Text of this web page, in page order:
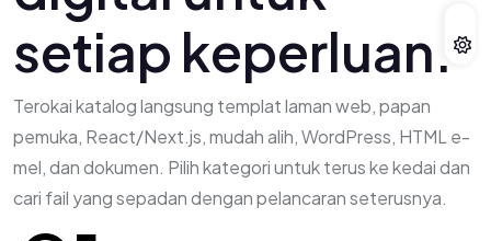
setiap keperluan.
Terokai katalog langsung templat laman web, papan
pemuka, React/Next.js, mudah alih, WordPress, HTML e-
mel, dan dokumen. Pilih kategori untuk terus ke kedai dan
cari fail yang sepadan dengan pelancaran seterusnya.